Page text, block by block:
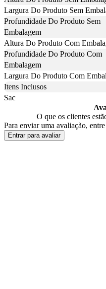
Largura Do Produto Sem
Profundidade Do Produto Sem
Embalagem
Altura Do Produto Com
Profundidade Do Produto Com
Embalagem
Largura Do Produto Com
Itens Inclusos
Sac
O que os clientes
Para enviar uma avaliação,
Entrar para avaliar